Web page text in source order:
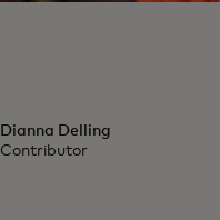
Dianna Delling
Contributor